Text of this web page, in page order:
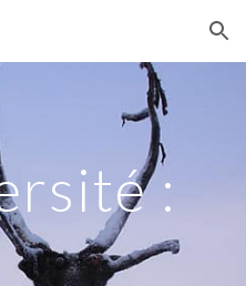
Skip to navigation
: